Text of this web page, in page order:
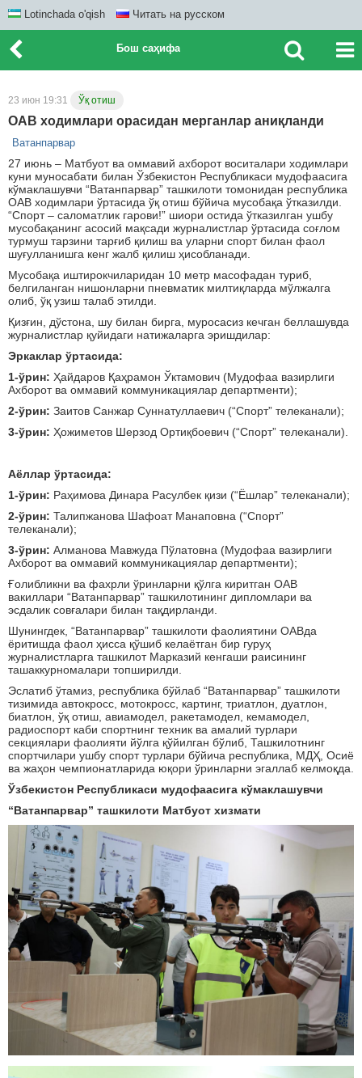
Lotinchada o'qish Читать на русском
Бош саҳифа
23 июн 19:31 Ўқ отиш
ОАВ ходимлари орасидан мерганлар аниқланди
Ватанпарвар
27 июнь – Матбуот ва оммавий ахборот воситалари ходимлари
куни муносабати билан Ўзбекистон Республикаси мудофаасига
кўмаклашувчи “Ватанпарвар” ташкилоти томонидан республика
ОАВ ходимлари ўртасида ўқ отиш бўйича мусобақа ўтказилди.
“Спорт – саломатлик гарови!” шиори остида ўтказилган ушбу
мусобақанинг асосий мақсади журналистлар ўртасида соғлом
турмуш тарзини тарғиб қилиш ва уларни спорт билан фаол
шуғулланишга кенг жалб қилиш ҳисобланади.
Мусобақа иштирокчиларидан 10 метр масофадан туриб,
белгиланган нишонларни пневматик милтиқларда мўлжалга
олиб, ўқ узиш талаб этилди.
Қизғин, дўстона, шу билан бирга, муросасиз кечган беллашувда
журналистлар қуйидаги натижаларга эришдилар:
Эркаклар ўртасида:
1-ўрин: Ҳайдаров Қаҳрамон Ўктамович (Мудофаа вазирлиги
Ахборот ва оммавий коммуникациялар департменти);
2-ўрин: Заитов Санжар Суннатуллаевич (“Спорт” телеканали);
3-ўрин: Ҳожиметов Шерзод Ортиқбоевич (“Спорт” телеканали).
Аёллар ўртасида:
1-ўрин: Раҳимова Динара Расулбек қизи (“Ёшлар” телеканали);
2-ўрин: Талипжанова Шафоат Манаповна (“Спорт”
телеканали);
3-ўрин: Алманова Мавжуда Пўлатовна (Мудофаа вазирлиги
Ахборот ва оммавий коммуникациялар департменти);
Ғолибликни ва фахрли ўринларни қўлга киритган ОАВ
вакиллари “Ватанпарвар” ташкилотининг дипломлари ва
эсдалик совғалари билан тақдирланди.
Шунингдек, “Ватанпарвар” ташкилоти фаолиятини ОАВда
ёритишда фаол ҳисса қўшиб келаётган бир гуруҳ
журналистларга ташкилот Марказий кенгаши раисининг
ташаккурномалари топширилди.
Эслатиб ўтамиз, республика бўйлаб “Ватанпарвар” ташкилоти
тизимида автокросс, мотокросс, картинг, триатлон, дуатлон,
биатлон, ўқ отиш, авиамодел, ракетамодел, кемамодел,
радиоспорт каби спортнинг техник ва амалий турлари
секциялари фаолияти йўлга қўйилган бўлиб, Ташкилотнинг
спортчилари ушбу спорт турлари бўйича республика, МДҲ, Осиё
ва жаҳон чемпионатларида юқори ўринларни эгаллаб келмоқда.
Ўзбекистон Республикаси мудофаасига кўмаклашувчи
“Ватанпарвар” ташкилоти Матбуот хизмати